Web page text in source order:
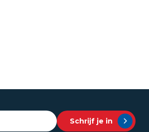
Schrijf je in